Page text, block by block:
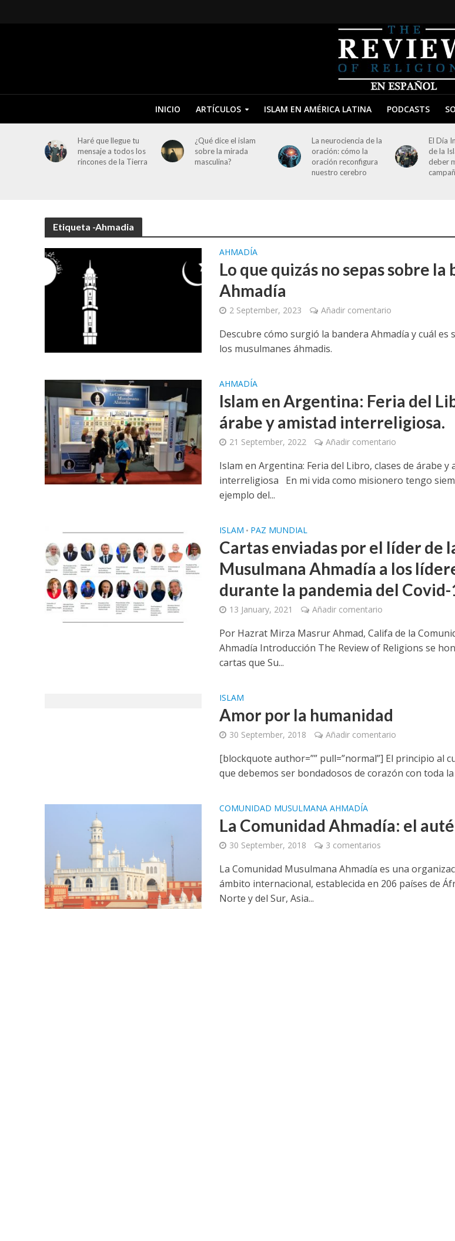
INICIO ARTÍCULOS ISLAM EN AMÉRICA LATINA PODCASTS
Haré que llegue tu
mensaje a todos los
rincones de la Tierra
¿Qué dice el islam
sobre la mirada
masculina?
La neurociencia de la
oración: cómo la
oración reconfigura
nuestro cerebro
El Día
de la
deber
Etiqueta -Ahmadia
AHMADÍA
Lo que quizás no sepas sobre la
Ahmadía
2 September, 2023 Añadir comentario
Descubre cómo surgió la bandera Ahmadía y cuál es
los musulmanes áhmadis.
AHMADÍA
Islam en Argentina: Feria del
árabe y amistad interreligiosa.
21 September, 2022 Añadir comentario
Islam en Argentina: Feria del Libro, clases de árabe y
interreligiosa En mi vida como misionero tengo
ejemplo del...
ISLAM • PAZ MUNDIAL
Cartas enviadas por el líder de
Musulmana Ahmadía a los
durante la pandemia del Covid-
13 January, 2021 Añadir comentario
Por Hazrat Mirza Masrur Ahmad, Califa de la
Ahmadía Introducción The Review of Religions se
cartas que Su...
ISLAM
Amor por la humanidad
30 September, 2018 Añadir comentario
[blockquote author=”” pull=”normal”] El principio al
que debemos ser bondadosos de corazón con toda la
COMUNIDAD MUSULMANA AHMADÍA
La Comunidad Ahmadía: el
30 September, 2018 3 comentarios
La Comunidad Musulmana Ahmadía es una
ámbito internacional, establecida en 206 países de
Norte y del Sur, Asia...